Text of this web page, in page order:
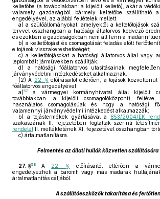
keltetőbe (a továbbiakban: a kijelölt keltető), akár a
valamely gazdaságból bármely keltetőbe szállítható
engedélyével, az alábbi feltételek mellett:
a) a szülőállományokat, amelyektől a keltetőtojások
tervvel összhangban a hatósági állatorvos kedvező
és ezekben a gazdaságokban nem áll fenn a
b) a keltetőtojást és csomagolását feladás előtt
e tojások visszakereshetőségét;
c) a keltetőtojásokat a hatósági állatorvos által vagy
leplombált járművekben szállítják;
d) a hatósági főállatorvos utasításainak
járványvédelmi intézkedéseket alkalmaznak.
(2) A 22. § előírásaitól eltérően, a tojások közvetlenül
főállatorvos engedélyével:
a)57
a vármegyei kormányhivatal által kijelölt
továbbiakban: a kijelölt csomagolóközpont),
használatos csomagolásúak és hogy a hatósági
valamennyi járványvédelmi intézkedést alkalmazzák;
b) a tojástermékek gyártásával a 853/2004/EK
szakaszának II. fejezetében foglaltak szerinti
rendelet II. mellékletének XI. fejezetével összhangban
c) ártalmatlanításra.
Felmentés az állati hullák közvetlen szállítására
27. §58 A 22. §
előírásaitól eltérően a
engedélyezheti a baromfi vagy más madarak
ártalmatlanítás céljából.
A szállítóeszközök takarítása és